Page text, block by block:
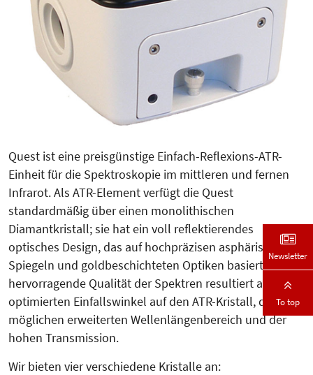
Quest ist eine preisgünstige Einfach-Reflexions-ATR-
Einheit für die Spektroskopie im mittleren und fernen
Infrarot. Als ATR-Element verfügt die Quest
standardmäßig über einen monolithischen
Diamantkristall; sie hat ein voll reflektierendes
optisches Design, das auf hochpräzisen asphärischen
Spiegeln und goldbeschichteten Optiken basiert. Die
hervorragende Qualität der Spektren resultiert aus dem
optimierten Einfallswinkel auf den ATR-Kristall, dem
möglichen erweiterten Wellenlängenbereich und der
hohen Transmission.
Wir bieten vier verschiedene Kristalle an:
Newsletter
To top